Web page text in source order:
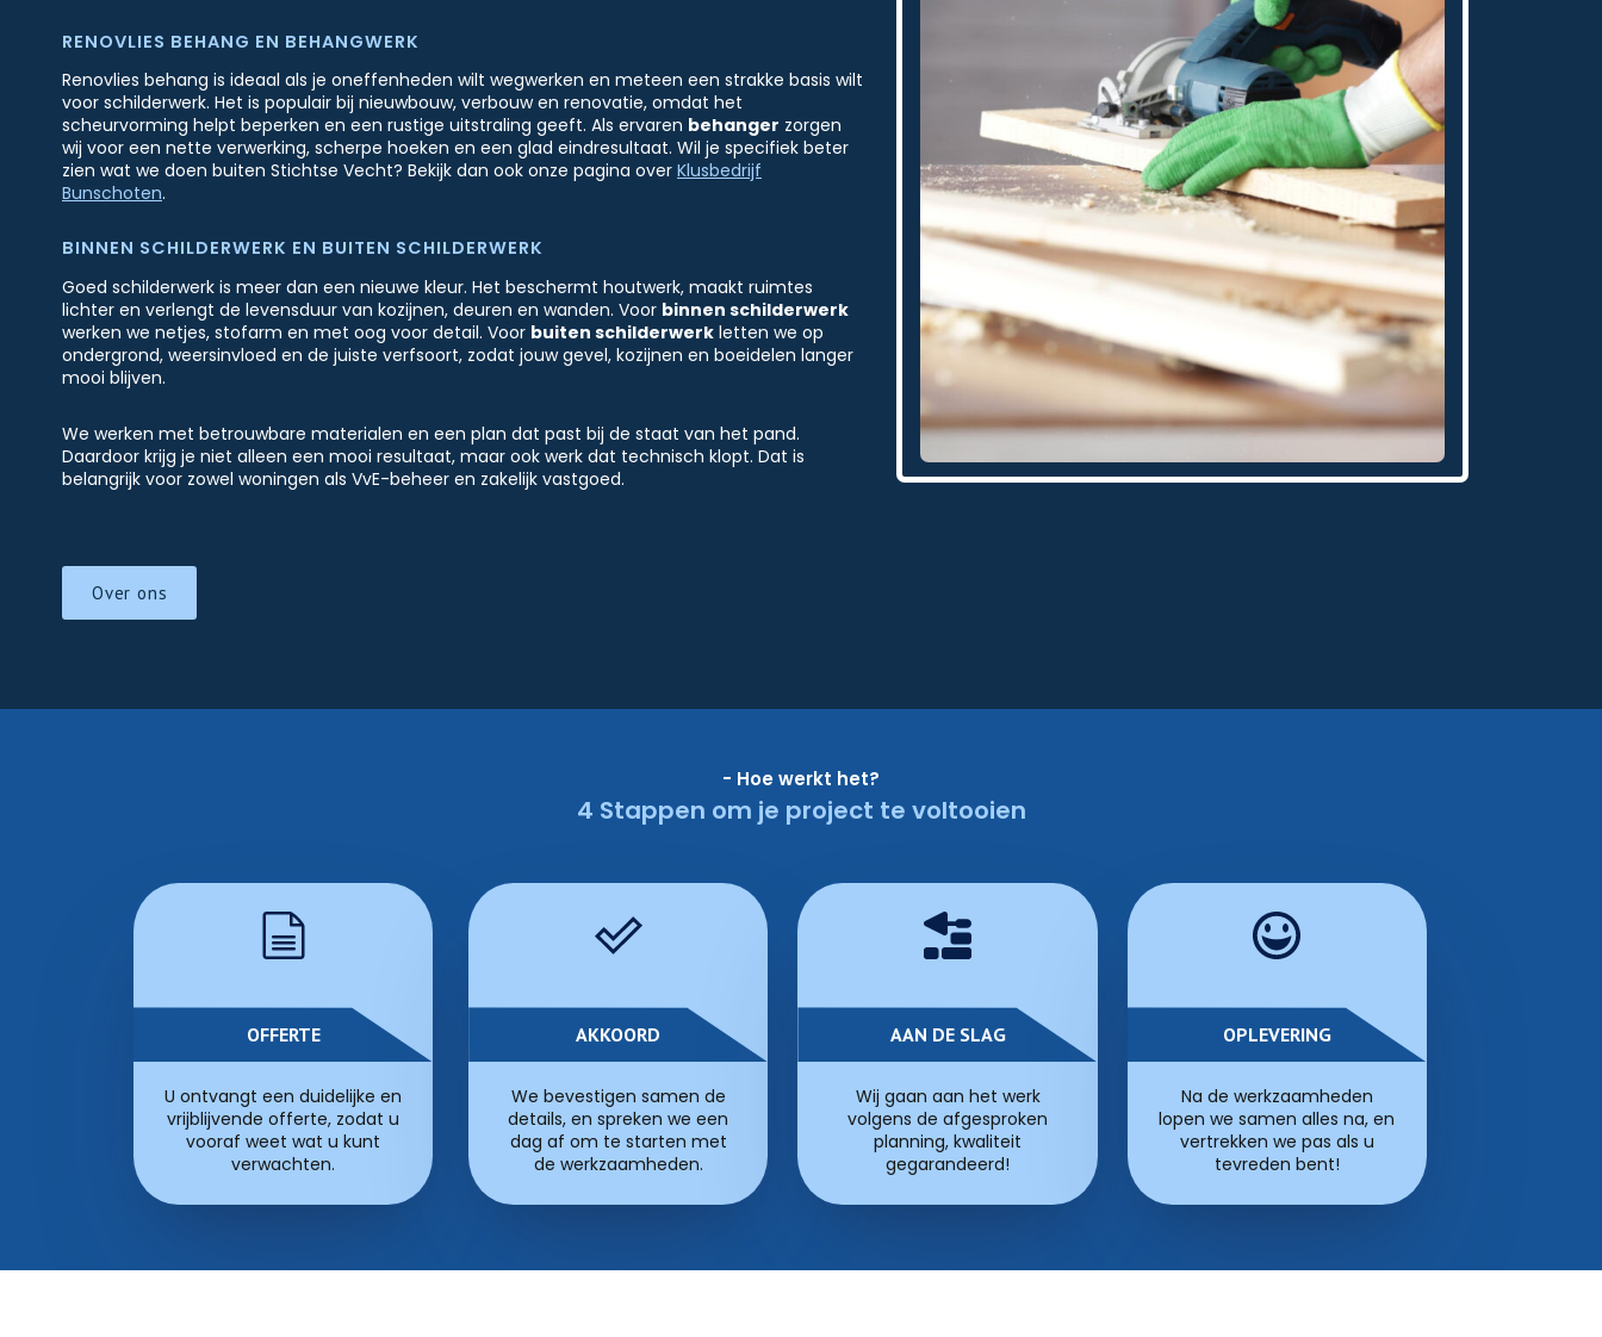
RENOVLIES BEHANG EN BEHANGWERK
Renovlies behang is ideaal als je oneffenheden wilt wegwerken en meteen een strakke basis wilt
voor schilderwerk. Het is populair bij nieuwbouw, verbouw en renovatie, omdat het
scheurvorming helpt beperken en een rustige uitstraling geeft. Als ervaren behanger zorgen
wij voor een nette verwerking, scherpe hoeken en een glad eindresultaat. Wil je specifiek beter
zien wat we doen buiten Stichtse Vecht? Bekijk dan ook onze pagina over Klusbedrijf
Bunschoten.
BINNEN SCHILDERWERK EN BUITEN SCHILDERWERK
Goed schilderwerk is meer dan een nieuwe kleur. Het beschermt houtwerk, maakt ruimtes
lichter en verlengt de levensduur van kozijnen, deuren en wanden. Voor binnen schilderwerk
werken we netjes, stofarm en met oog voor detail. Voor buiten schilderwerk letten we op
ondergrond, weersinvloed en de juiste verfsoort, zodat jouw gevel, kozijnen en boeidelen langer
mooi blijven.
We werken met betrouwbare materialen en een plan dat past bij de staat van het pand.
Daardoor krijg je niet alleen een mooi resultaat, maar ook werk dat technisch klopt. Dat is
belangrijk voor zowel woningen als VvE-beheer en zakelijk vastgoed.
Over ons
- Hoe werkt het?
4 Stappen om je project te voltooien
OFFERTE
U ontvangt een duidelijke en
vrijblijvende offerte, zodat u
vooraf weet wat u kunt
verwachten.
AKKOORD
We bevestigen samen de
details, en spreken we een
dag af om te starten met
de werkzaamheden.
AAN DE SLAG
Wij gaan aan het werk
volgens de afgesproken
planning, kwaliteit
gegarandeerd!
OPLEVERING
Na de werkzaamheden
lopen we samen alles na, en
vertrekken we pas als u
tevreden bent!